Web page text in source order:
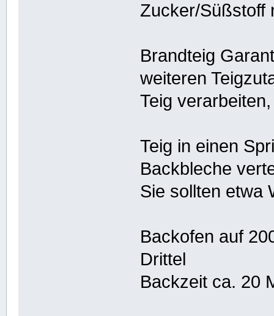
Zucker/Süßstoff
Brandteig
weiteren
Teig verarbeiten,
Teig in einen
Backbleche
Sie sollten etwa
Backofen auf
Drittel
Backzeit ca. 20